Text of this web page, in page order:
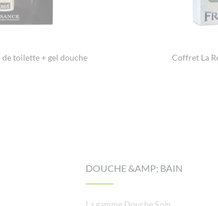
toilette + gel douche Coffret La
DOUCHE &AMP; BAIN